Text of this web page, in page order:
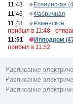
11:43
Есенинская
11:46
Фабричная
11:48
Раменское
прибыл в 11:48 -
11:51
Ипподром
прибыл в 11:52
Расписание
Расписание
Расписание